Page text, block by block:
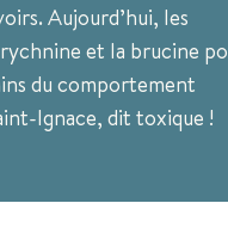
Aujourd’hui, les
et la brucine
du comportement
Ignace, dit toxique !